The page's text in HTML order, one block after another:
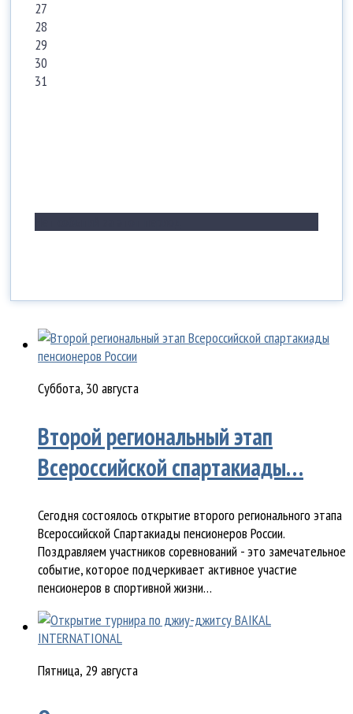
27
28
29
30
31
Суббота, 30 августа
Второй региональный этап
Всероссийской спартакиады…
Сегодня состоялось открытие второго регионального этапа
Всероссийской Спартакиады пенсионеров России.
Поздравляем участников соревнований - это замечательное
событие, которое подчеркивает активное участие
пенсионеров в спортивной жизни…
Пятница, 29 августа